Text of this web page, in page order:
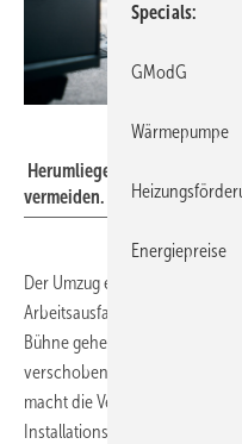
Herumliegende Kabel im
vermeiden.
Der Umzug eines
Arbeitsausfall verbunden.
Bühne gehen. Klar, der
verschoben, PC und
macht die Verkabelung. Gut,
Installationskonzepte gibt, die
Specials
GModG
Wärmepumpe
Energiepreise